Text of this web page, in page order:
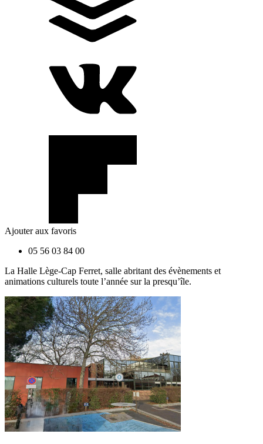
Ajouter aux favoris
05 56 03 84 00
La Halle Lège-Cap Ferret, salle abritant des évènements et
animations culturels toute l’année sur la presqu’île.